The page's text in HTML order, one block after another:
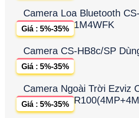
Camera Loa Bluetooth
1M4WFK
Giá : 5%-35%
Camera CS-HB8c/SP
Giá : 5%-35%
Camera Ngoài Trời Ezviz
Giá : 5%-35%